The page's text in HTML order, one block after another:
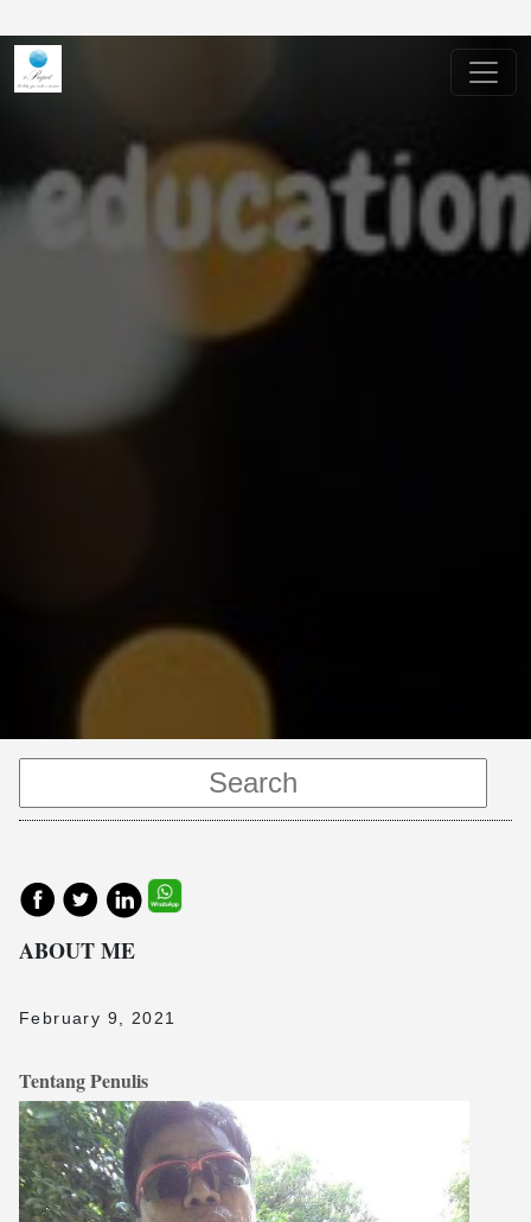
ABOUT ME
February 9, 2021
Tentang Penulis